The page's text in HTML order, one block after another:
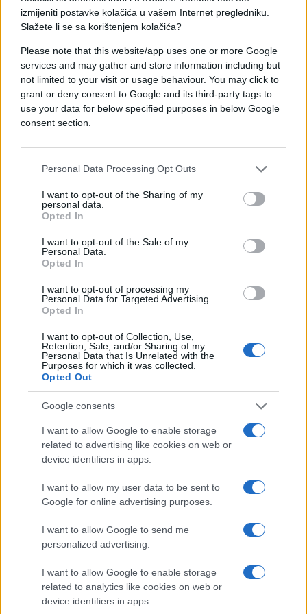
izmijeniti postavke kolačića u vašem Internet pregledniku.
Slažete li se sa korištenjem kolačića?
Please note that this website/app uses one or more Google
services and may gather and store information including but
not limited to your visit or usage behaviour. You may click to
grant or deny consent to Google and its third-party tags to
use your data for below specified purposes in below Google
consent section.
Personal Data Processing Opt Outs
I want to opt-out of the Sharing of my
personal data.
Opted In
I want to opt-out of the Sale of my
Personal Data.
Opted In
I want to opt-out of processing my
Personal Data for Targeted Advertising.
Opted In
I want to opt-out of Collection, Use,
Retention, Sale, and/or Sharing of my
Personal Data that Is Unrelated with the
Purposes for which it was collected.
Opted Out
Google consents
I want to allow Google to enable storage
related to advertising like cookies on web or
device identifiers in apps.
I want to allow my user data to be sent to
Google for online advertising purposes.
I want to allow Google to send me
personalized advertising.
I want to allow Google to enable storage
related to analytics like cookies on web or
device identifiers in apps.
Bronhitisa, bola u želucu, crijevima, čireva na
tijelu, čmičke na očima:
Tri puta na dan prije obroka, uzimati po pola
kašičice masti.
Ženskih bolesti: fibromioma do 10 nedelja, ciste
na jajnicima, upale, mastitis.
i uvečer. Postoje tvrdnje da poslije desetak dana,
od ciste bi trebale ostati samo uspomene. Za
fibromiome treba duže vremena. Kod mastitisa, na
grudi se stavlja papirna salveta, umočena u mast,
od gore – najlon kesa. Po mogućnosti, mijenjati na
svaka 2 sata.
Opekotina, čireva, rana, otoka, zubobolja, bola u
zglobovima:
Nanosi se na oboljelo mjesto preko noći i umotava
se. Možete samo komadićem vate, natopljenim u
mast, ako rane nisu velike.
Kod liječenja hemoroida:
Pravi se tampon od gaze i stavlja se u anus preko
noći, 8 – 10 dana ili dok ne dođe do poboljšanja.
Utrljati u nokte preko noći.
spoljnu upotrebu može se koristiti bilo koje biljno
ulje. Za unutrašnju – bolje je maslinovo.